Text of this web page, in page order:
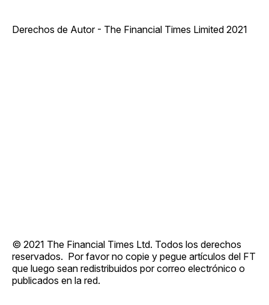
Derechos de Autor - The Financial Times Limited 2021
© 2021 The Financial Times Ltd. Todos los derechos
reservados. Por favor no copie y pegue artículos del FT
que luego sean redistribuidos por correo electrónico o
publicados en la red.